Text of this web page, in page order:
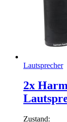
Lautsprecher
2x
Zustand: